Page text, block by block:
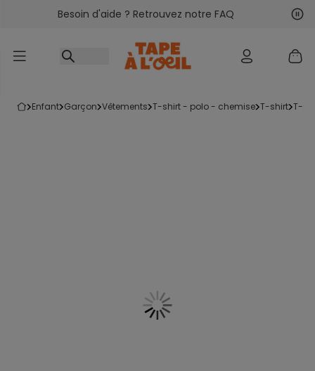
Accéder au contenu
Besoin d'aide ? Retrouvez notre FAQ
enfant garçon vêtements t-shirt - polo - chemise t-shirt t-